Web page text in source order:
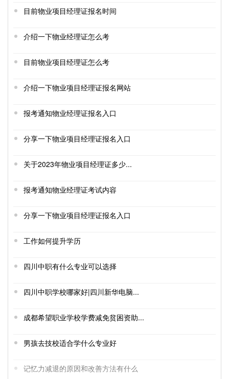
目前物业项目经理证报名时间
介绍一下物业经理证怎么考
目前物业项目经理证怎么考
介绍一下物业项目经理证报名网站
报考通知物业经理证报名入口
分享一下物业项目经理证报名入口
关于2023年物业项目经理证多少...
报考通知物业经理证考试内容
分享一下物业项目经理证报名入口
工作如何提升学历
四川中职有什么专业可以选择
四川中职学校哪家好|四川新华电脑...
成都希望职业学校学费减免贫困资助...
男孩去技校适合学什么专业好
记忆力减退的原因和改善方法有什么